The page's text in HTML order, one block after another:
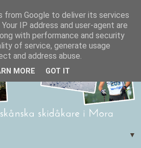
▼
from Google to deliver its services
IP address and user-agent are
with performance and security
of service, generate usage
and address abuse.
MORE GOT IT